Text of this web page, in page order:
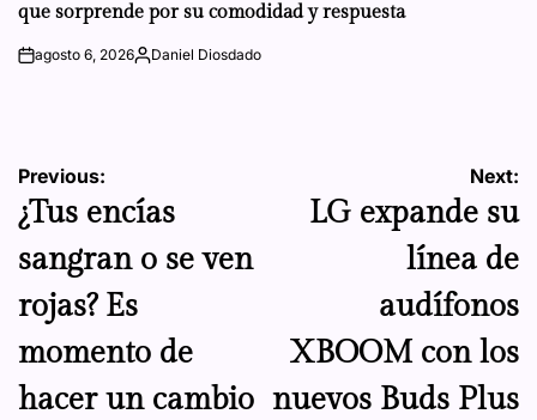
que sorprende por su comodidad y respuesta
onagosto 6, 2026Posted
Daniel Diosdado
Navegación
de
entradas
Previous:
¿Tus encías
sangran o se ven
rojas? Es
momento de
hacer un cambio
Next:
LG expande su
línea de
audífonos
XBOOM con los
nuevos Buds Plus